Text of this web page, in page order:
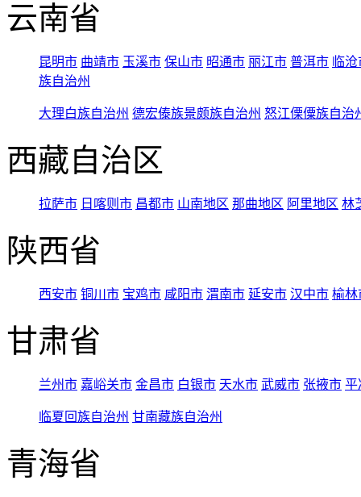
云南省
昆明市 曲靖市 玉溪市 保山市 昭通市 丽江市 普洱市 临
族自治州
大理白族自治州 德宏傣族景颇族自治州 怒江傈僳族自治
西藏自治区
拉萨市 日喀则市 昌都市 山南地区 那曲地区 阿里地区 林
陕西省
西安市 铜川市 宝鸡市 咸阳市 渭南市 延安市 汉中市 榆林
甘肃省
兰州市 嘉峪关市 金昌市 白银市 天水市 武威市 张掖市 平
临夏回族自治州 甘南藏族自治州
青海省